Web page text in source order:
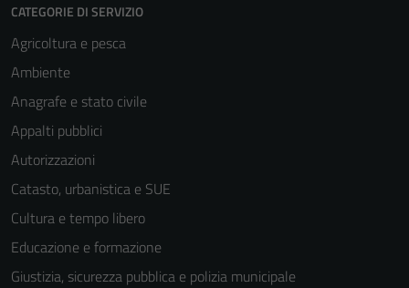
CATEGORIE DI SERVIZIO
Agricoltura e pesca
Ambiente
Anagrafe e stato civile
Appalti pubblici
Autorizzazioni
Catasto, urbanistica e SUE
Cultura e tempo libero
Educazione e formazione
Giustizia, sicurezza pubblica e polizia municipale